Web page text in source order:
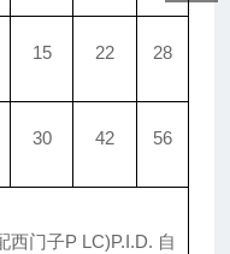
15 22 28
30 42 56
西门子P LC)P.I.D. 自